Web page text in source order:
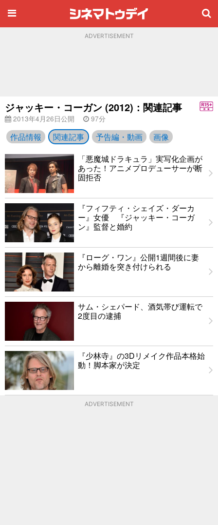
ADVERTISEMENT
ジャッキー・コーガン (2012)：関連記事
2013年4月26日公開 97分
作品情報 関連記事 予告編・動画
画像
「悪魔城ドラキュラ」実写化企画が
あった！アニメプロデューサーが断
固拒否
『フィフティ・シェイズ・ダーカ
ー』女優 『ジャッキー・コーガ
ン』監督と婚約
『ローグ・ワン』公開1週間後に妻
から離婚を突き付けられる
サム・シェパード、酒気帯び運転で
2度目の逮捕
『少林寺』の3Dリメイク作品本格始
動！脚本家が決定
ADVERTISEMENT